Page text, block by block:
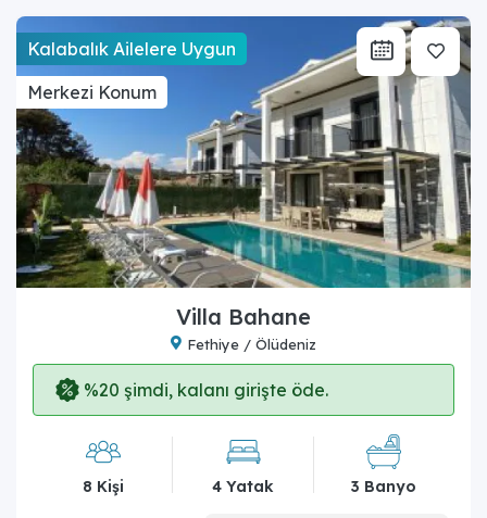
Kalabalık Ailelere Uygun
Merkezi Konum
Villa Bahane
Fethiye / Ölüdeniz
%20 şimdi, kalanı girişte öde.
8 Kişi 4 Yatak 3 Banyo